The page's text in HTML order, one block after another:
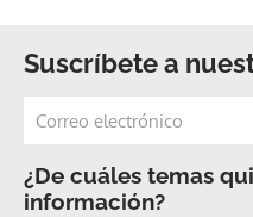
Suscríbete a
¿De cuáles temas
información?